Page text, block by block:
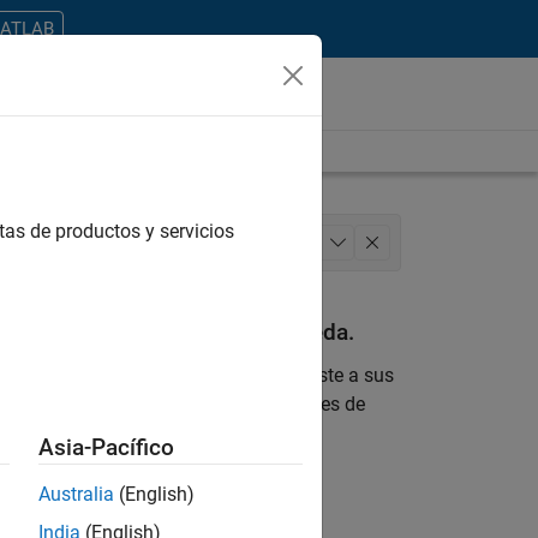
Program Management
con sus criterios de búsqueda.
ninguna vacante que se ajuste a sus
sobre nuevas oportunidades de
todos los empleos en su zona.
de productos y servicios
Asia-Pacífico
Australia (English)
India (English)